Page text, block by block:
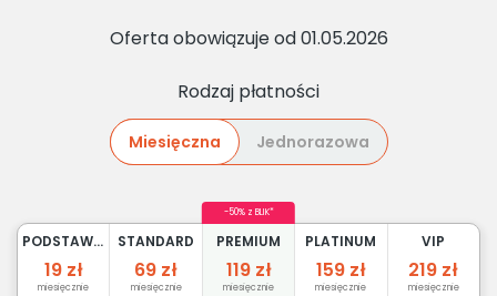
Oferta obowiązuje od 01.05.2026
Rodzaj płatności
Miesięczna Jednorazowa
PODSTAWOWY
19 zł
miesięcznie
STANDARD
69 zł
miesięcznie
-50% z BLIK*
PREMIUM
119 zł
miesięcznie
PLATINUM
159 zł
miesięcznie
VIP
219 zł
miesięcznie